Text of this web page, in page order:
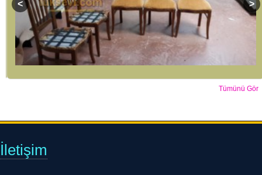
Tümünü Gör
İletişim